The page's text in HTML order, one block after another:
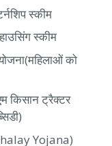
स्कीम
स्कीम
को
किसान ट्रैक्टर
Yojana)